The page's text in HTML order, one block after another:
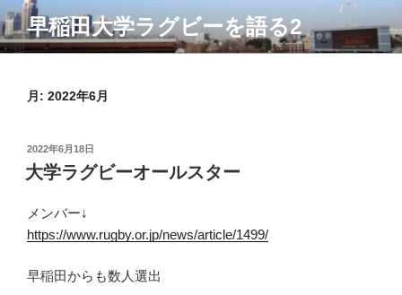
コ
ン
テ
早稲田大学ラグビーを語る2
月: 2022年6月
投
稿
日:
2022年6月18日
大学ラグビーオールスター
メンバー↓
https://www.rugby.or.jp/news/article/1499/
早稲田からも数人選出